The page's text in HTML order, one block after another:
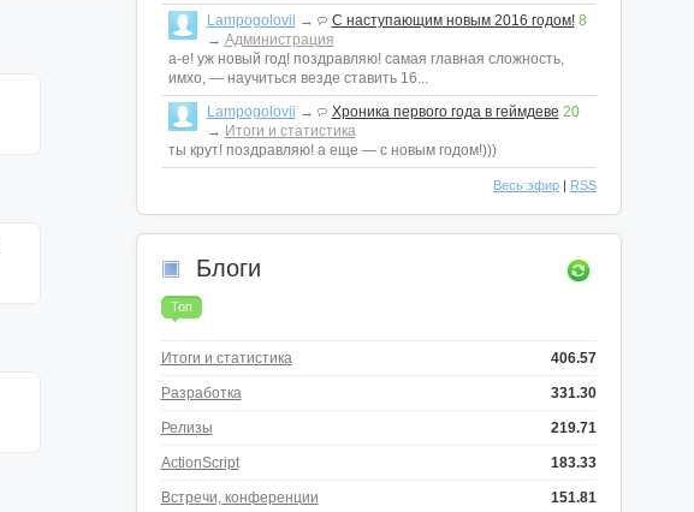
Lampogolovii → С наступающим новым 2016 годом! 8
→ Администрация
а-е! уж новый год! поздравляю! самая главная сложность,
имхо, — научиться везде ставить 16...
Lampogolovii → Хроника первого года в геймдеве 20
→ Итоги и статистика
ты крут! поздравляю! а еще — с новым годом!)))
Весь эфир| RSS
Блоги
Топ
Итоги и статистика 406.57
Разработка 331.30
Релизы 219.71
ActionScript 183.33
Встречи, конференции 151.81